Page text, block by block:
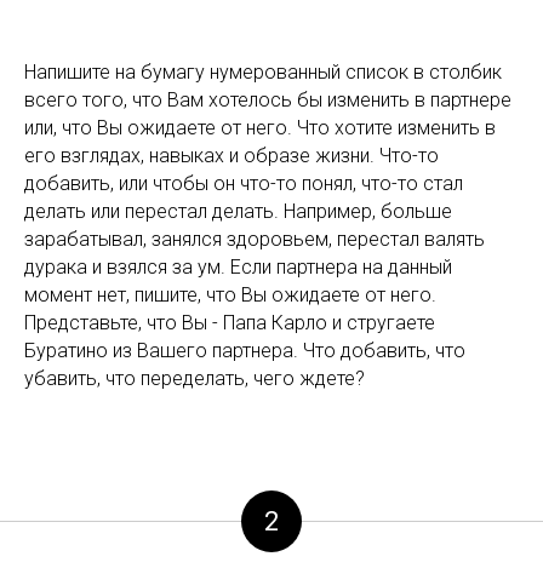
Напишите на бумагу нумерованный список в столбик
всего того, что Вам хотелось бы изменить в партнере
или, что Вы ожидаете от него. Что хотите изменить в
его взглядах, навыках и образе жизни. Что-то
добавить, или чтобы он что-то понял, что-то стал
делать или перестал делать. Например, больше
зарабатывал, занялся здоровьем, перестал валять
дурака и взялся за ум. Если партнера на данный
момент нет, пишите, что Вы ожидаете от него.
Представьте, что Вы - Папа Карло и стругаете
Буратино из Вашего партнера. Что добавить, что
убавить, что переделать, чего ждете?
2